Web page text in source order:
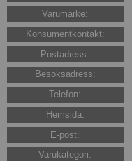
Varumärke:
Konsumentkontakt:
Postadress:
Besöksadress:
Telefon:
Hemsida:
E-post:
Varukategori: